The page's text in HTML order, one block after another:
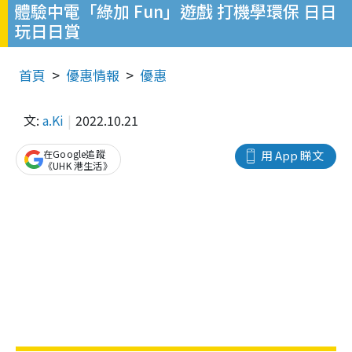
體驗中電「綠加 Fun」遊戲 打機學環保 日日
玩日日賞
首頁 優惠情報 優惠
文: a.Ki 2022.10.21
用 App 睇文
在Google追蹤
《UHK 港生活》